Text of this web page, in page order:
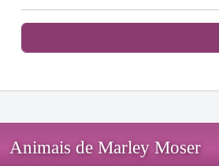
Animais de Marley Moser